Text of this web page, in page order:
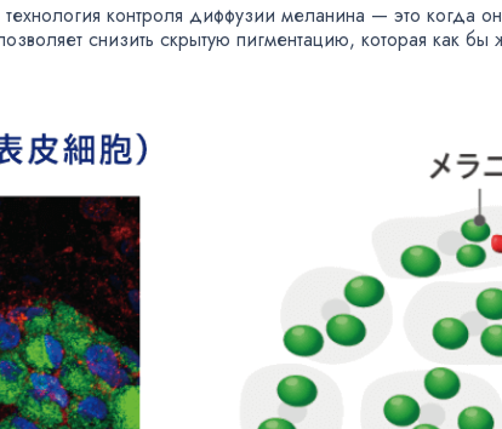
контроля диффузии меланина — это когда
снизить скрытую пигментацию, которая как бы